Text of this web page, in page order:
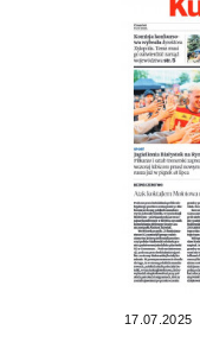
17.07.2025